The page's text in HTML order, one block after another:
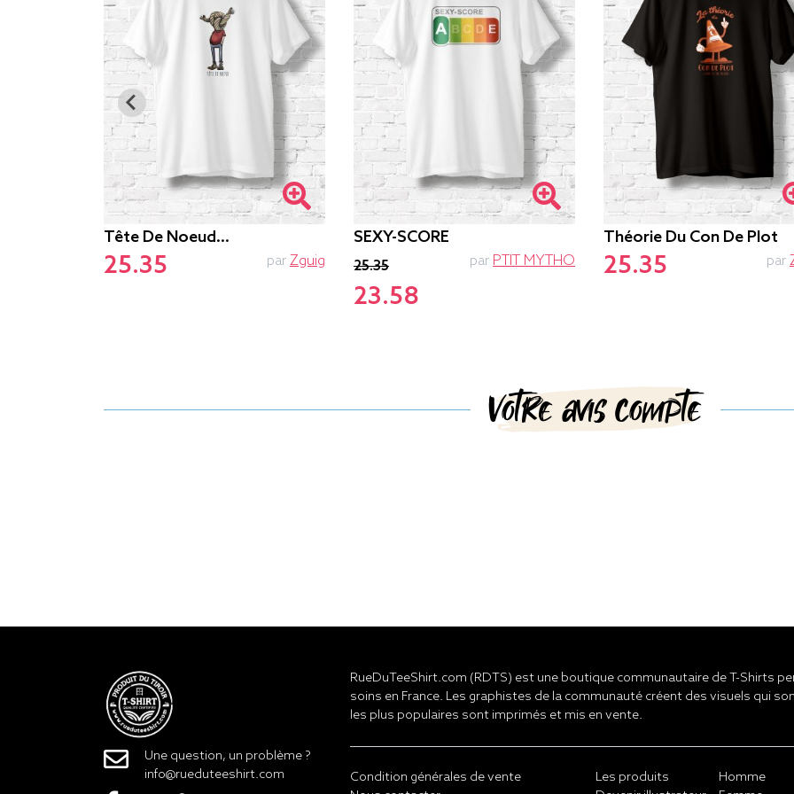
Tête De Noeud…
25.35 par Zguig
SEXY-SCORE
25.35
23.58
par PTIT MYTHO
Théorie Du Con De Plot
25.35 par
Votre avis compte
Une question, un problème ?
info@rueduteeshirt.com
RueDuTeeShirt.com (RDTS) est une boutique communautaire de T-Shirts
soins en France. Les graphistes de la communauté créent des visuels qui
les plus populaires sont imprimés et mis en vente.
Condition générales de vente
Les produits
Homme